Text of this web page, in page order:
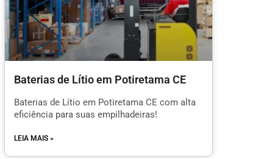
Baterias de Lítio em Potiretama CE
Baterias de Lítio em Potiretama CE com alta
eficiência para suas empilhadeiras!
LEIA MAIS »